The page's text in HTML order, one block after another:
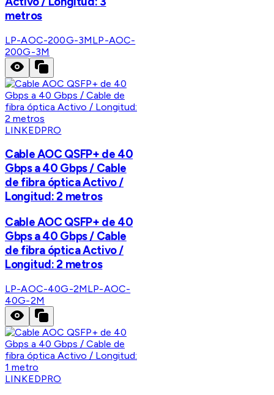
metros
LP-AOC-200G-3MLP-AOC-
200G-3M
LINKEDPRO
Cable AOC QSFP+ de 40
Gbps a 40 Gbps / Cable
de fibra óptica Activo /
Longitud: 2 metros
Cable AOC QSFP+ de 40
Gbps a 40 Gbps / Cable
de fibra óptica Activo /
Longitud: 2 metros
LP-AOC-40G-2MLP-AOC-
40G-2M
LINKEDPRO